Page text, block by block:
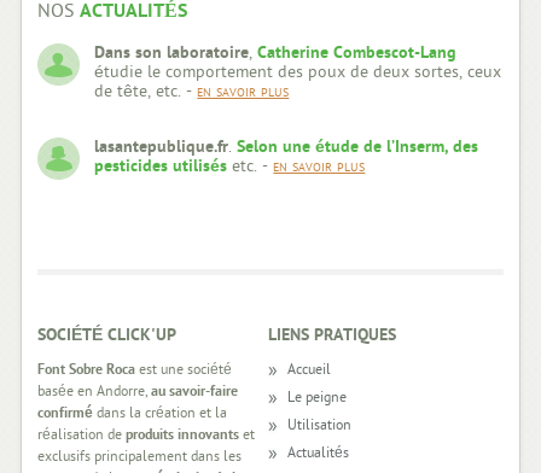
NOSACTUALITÉS
Dans son laboratoire,Catherine Combescot-Lang
étudie le comportement des poux de deux sortes, ceux
de tête, etc. -en savoir plus
lasantepublique.fr.Selon une étude de l’Inserm, des
pesticides utilisés etc. -en savoir plus
FOOTER
SOCIÉTÉ CLICK'UP
Font Sobre Roca est une société
basée en Andorre,au savoir-faire
confirmé dans la création et la
réalisation deproduits innovants et
exclusifs principalement dans les
LIENS PRATIQUES
Accueil
Le peigne
Utilisation
Actualités